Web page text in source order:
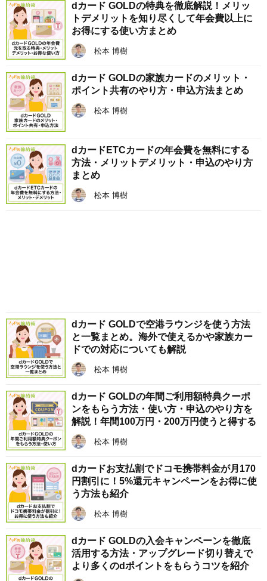
dカード GOLDの特典を徹底解説！メリッ
トデメリットを知り尽くして年会費以上に
お得にする使い方まとめ
松本 博樹
dカード GOLDの家族カードのメリット・
ポイント共有のやり方・申込方法まとめ
松本 博樹
dカードETCカードの年会費を無料にする
方法・メリットデメリット・申込のやり方
まとめ
松本 博樹
dカード GOLDで空港ラウンジを使う方法
と一覧まとめ。海外で使えるかや家族カー
ドでの対応についても解説
松本 博樹
dカード GOLDの年間ご利用額特典クーポ
ンをもらう方法・使い方・申込のやり方を
解説！年間100万円・200万円使うと得する
松本 博樹
dカードお支払割でドコモ携帯料金が月170
円割引に！5%還元キャンペーンをお得に使
う方法も紹介
松本 博樹
dカード GOLDの入会キャンペーンを徹底
活用する方法・アップグレード切り替えで
より多くのdポイントをもらうコツを紹介